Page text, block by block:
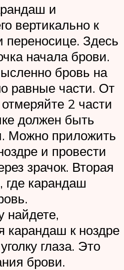
и
вертикально к
переносице. Здесь
начала брови.
бровь на
равные части. От
2 части
должен быть
Можно приложить
и провести
зрачок. Вторая
карандаш
найдете,
карандаш к ноздре
глаза. Это
брови.